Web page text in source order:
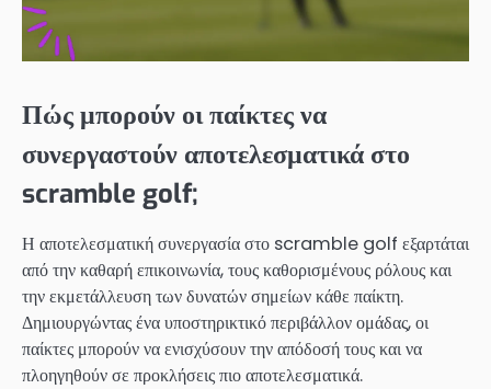
Πώς μπορούν οι παίκτες να
συνεργαστούν αποτελεσματικά στο
scramble golf;
Η αποτελεσματική συνεργασία στο scramble golf εξαρτάται
από την καθαρή επικοινωνία, τους καθορισμένους ρόλους και
την εκμετάλλευση των δυνατών σημείων κάθε παίκτη.
Δημιουργώντας ένα υποστηρικτικό περιβάλλον ομάδας, οι
παίκτες μπορούν να ενισχύσουν την απόδοσή τους και να
πλοηγηθούν σε προκλήσεις πιο αποτελεσματικά.